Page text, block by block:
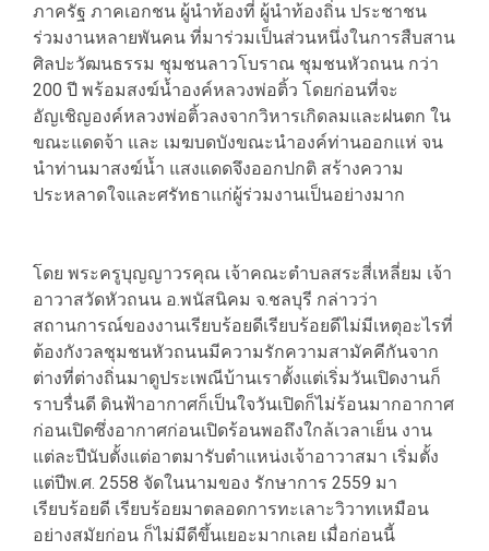
ภาครัฐ ภาคเอกชน ผู้นำท้องที่ ผู้นำท้องถิ่น ประชาชน
ร่วมงานหลายพันคน ที่มาร่วมเป็นส่วนหนึ่งในการสืบสาน
ศิลปะวัฒนธรรม ชุมชนลาวโบราณ ชุมชนหัวถนน กว่า
200 ปี พร้อมสงฆ์น้ำองค์หลวงพ่อติ้ว โดยก่อนที่จะ
อัญเชิญองค์หลวงพ่อติ้วลงจากวิหารเกิดลมและฝนตก ใน
ขณะแดดจ้า และ เมฆบดบังขณะนำองค์ท่านออกแห่ จน
นำท่านมาสงฆ์น้ำ แสงแดดจึงออกปกติ สร้างความ
ประหลาดใจและศรัทธาแก่ผู้ร่วมงานเป็นอย่างมาก
โดย พระครูบุญญาวรคุณ เจ้าคณะตำบลสระสี่เหลี่ยม เจ้า
อาวาสวัดหัวถนน อ.พนัสนิคม จ.ชลบุรี กล่าวว่า
สถานการณ์ของงานเรียบร้อยดีเรียบร้อยดีไม่มีเหตุอะไรที่
ต้องกังวลชุมชนหัวถนนมีความรักความสามัคคีกันจาก
ต่างที่ต่างถิ่นมาดูประเพณีบ้านเราตั้งแต่เริ่มวันเปิดงานก็
ราบรื่นดี ดินฟ้าอากาศก็เป็นใจวันเปิดก็ไม่ร้อนมากอากาศ
ก่อนเปิดซึ่งอากาศก่อนเปิดร้อนพอถึงใกล้เวลาเย็น งาน
แต่ละปีนับตั้งแต่อาตมารับตำแหน่งเจ้าอาวาสมา เริ่มตั้ง
แต่ปีพ.ศ. 2558 จัดในนามของ รักษาการ 2559 มา
เรียบร้อยดี เรียบร้อยมาตลอดการทะเลาะวิวาทเหมือน
อย่างสมัยก่อน ก็ไม่มีดีขึ้นเยอะมากเลย เมื่อก่อนนี้